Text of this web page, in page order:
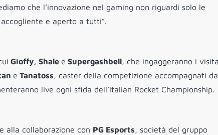
che l’innovazione nel gaming non riguardi solo le
e aperto a tutti”.
Gioffy, Shale e Supergashbell, che ingaggeranno i
e Tanatoss, caster della competizione accompagnati da
live ogni sfida dell’Italian Rocket Championship.
alla collaborazione con PG Esports, società del gruppo